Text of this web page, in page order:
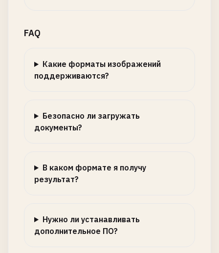
FAQ
Какие форматы изображений
поддерживаются?
Безопасно ли загружать
документы?
В каком формате я получу
результат?
Нужно ли устанавливать
дополнительное ПО?